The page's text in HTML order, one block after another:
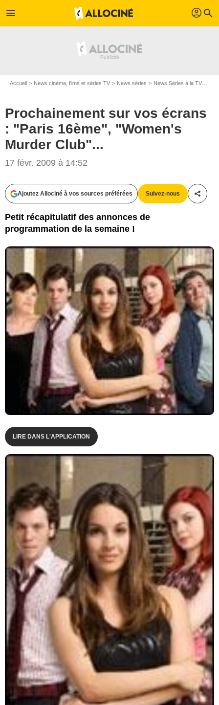
menu profil search
Accueil News cinéma, films et séries TV News séries News Séries à la TV
Prochainement sur vos écrans
: "Paris 16ème", "Women's
Murder Club"...
17 févr. 2009 à 14:52
Ajoutez Allociné à vos sources préférées Suivez-nous
Petit récapitulatif des annonces de
programmation de la semaine !
LIRE DANS L'APPLICATION